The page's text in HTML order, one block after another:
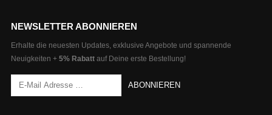
NEWSLETTER ABONNIEREN
Erhalte die neuesten Updates, exklusive Angebote und spannende
Neuigkeiten + 5% Rabattauf Deine erste Bestellung!